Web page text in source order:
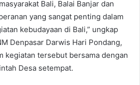
Bali, Balai Banjar dan
yang sangat penting dalam
kebudayaan di Bali,” ungkap
Denpasar Darwis Hari Pondang,
kegiatan tersebut bersama dengan
Desa setempat.